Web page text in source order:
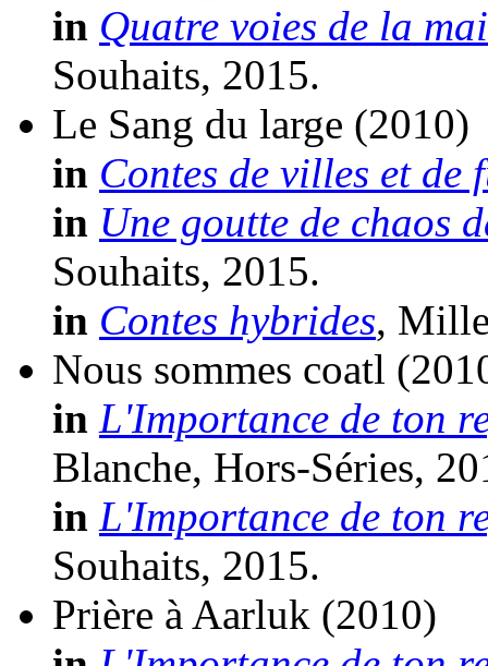
in Quatre voies de la
Souhaits, 2015.
Le Sang du large (2010)
in Contes de villes et de
in Une goutte de chaos
Souhaits, 2015.
in Contes hybrides,
Nous sommes coatl
in L'Importance de ton
Blanche, Hors-Séries,
in L'Importance de ton
Souhaits, 2015.
Prière à Aarluk (2010)